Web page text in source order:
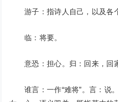
游子：指诗人自己，以及各个
临：将要。
意恐：担心。归：回来，回
谁言：一作“难将”。言：说